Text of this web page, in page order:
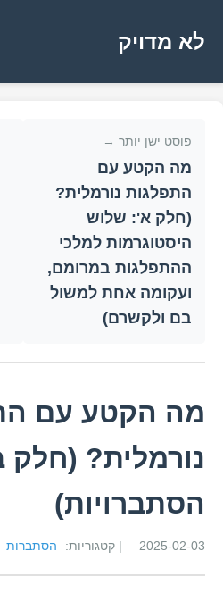
לא מדויק
פוסט ישן יותר →
מה הקטע עם
התפלגות נורמלית?
(חלק א': שלוש
היסטוגרמות למלכי
ההתפלגות במרומם,
ועקומה אחת למשול
בם ולקשרם)
מה הקטע עם
נורמלית?
הסתברויות)
2025-02-03 | קטגוריות: הסתברות